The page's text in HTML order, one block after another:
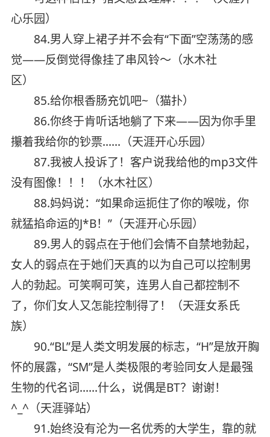
心乐园）
84.男人穿上裙子并不会有“下面”空荡荡的感
觉——反倒觉得像挂了串风铃～（水木社
区）
85.给你根香肠充饥吧~（猫扑）
86.你终于肯听话地躺了下来——因为你手里
攥着我给你的钞票……（天涯开心乐园）
87.我被人投诉了！客户说我给他的mp3文件
没有图像！！！（水木社区）
88.妈妈说：“如果命运扼住了你的喉咙，你
就猛掐命运的J*B！”（天涯开心乐园）
89.男人的弱点在于他们会情不自禁地勃起，
女人的弱点在于她们天真的以为自己可以控制男
人的勃起。可笑啊可笑，连男人自己都控制不
了，你们女人又怎能控制得了！（天涯女系氏
族）
90.“BL”是人类文明发展的标志，“H”是放开胸
怀的展露，“SM”是人类极限的考验同女人是最强
生物的代名词……什么，说偶是BT？谢谢！
^_^（天涯驿站）
91.始终没有沦为一名优秀的大学生，靠的就